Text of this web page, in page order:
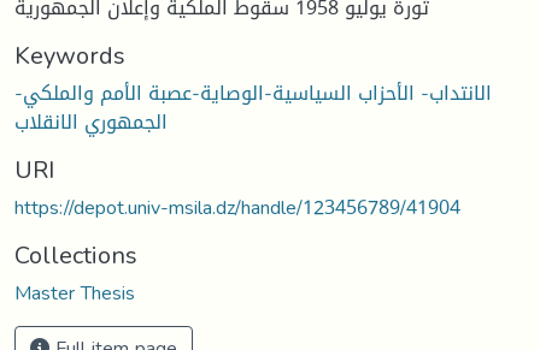
ثورة يوليو 1958 سقوط الملكية وإعلان الجمهورية
Keywords
الانتداب- الأحزاب السياسية-الوصاية-عصبة الأمم والملكي-
الجمهوري الانقلاب
URI
https://depot.univ-msila.dz/handle/123456789/41904
Collections
Master Thesis